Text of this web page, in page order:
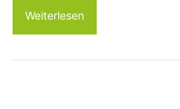
Weiterlesen